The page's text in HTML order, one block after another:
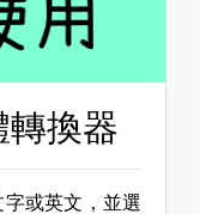
轉換器
或英文，並選